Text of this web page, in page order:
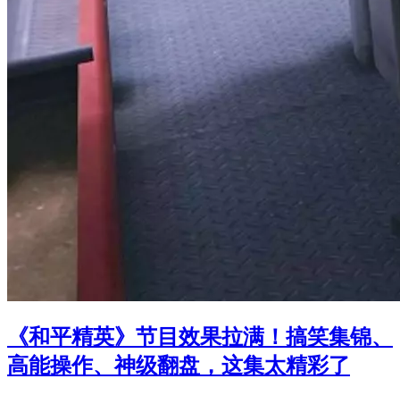
《和平精英》节目效果拉满！搞笑集锦、
高能操作、神级翻盘，这集太精彩了